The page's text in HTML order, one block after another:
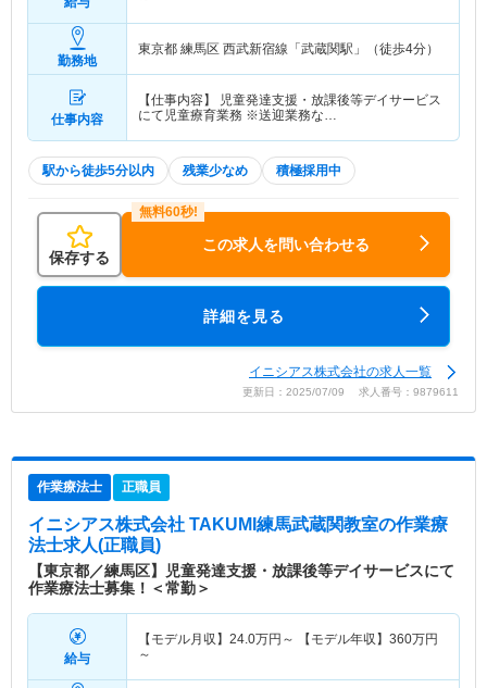
勤務地
東京都 練馬区 西武新宿線「武蔵関駅」（徒歩4分）
仕事内容
【仕事内容】 児童発達支援・放課後等デイサービス
にて児童療育業務 ※送迎業務な…
駅から徒歩5分以内 残業少なめ 積極採用中
保存する
この求人を問い合わせる
詳細を見る
イニシアス株式会社の求人一覧
更新日：2025/07/09 求人番号：9879611
作業療法士 正職員
イニシアス株式会社 TAKUMI練馬武蔵関教室の作業療
法士求人(正職員)
【東京都／練馬区】児童発達支援・放課後等デイサービスにて
作業療法士募集！＜常勤＞
給与
【モデル月収】 24.0万円～ 【モデル年収】 360万円
～